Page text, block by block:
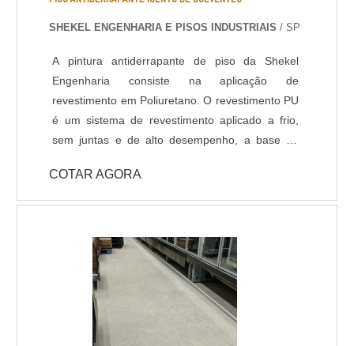
SHEKEL ENGENHARIA E PISOS INDUSTRIAIS / SP
A pintura antiderrapante de piso da Shekel
Engenharia consiste na aplicação de
revestimento em Poliuretano. O revestimento PU
é um sistema de revestimento aplicado a frio,
sem juntas e de alto desempenho, a base de
ambientes que necessitem de elevada
resistência química, térmica e mecânica, com
Com pouco tempo para execução da obra, a
liberação da área é feita 6 horas após a
aplicação do revestimento. DADOS TÉCNICOS: -
Resistência química a ácidos e bases; - Cura
rápida a partir de 8 horas; - Isento de solventes;
- Alta durabilidade e resistência UV. - Alta
COTAR AGORA